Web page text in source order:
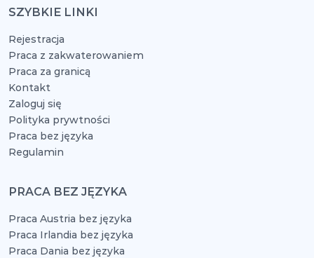
SZYBKIE LINKI
Rejestracja
Praca z zakwaterowaniem
Praca za granicą
Kontakt
Zaloguj się
Polityka prywtności
Praca bez języka
Regulamin
PRACA BEZ JĘZYKA
Praca Austria bez języka
Praca Irlandia bez języka
Praca Dania bez języka